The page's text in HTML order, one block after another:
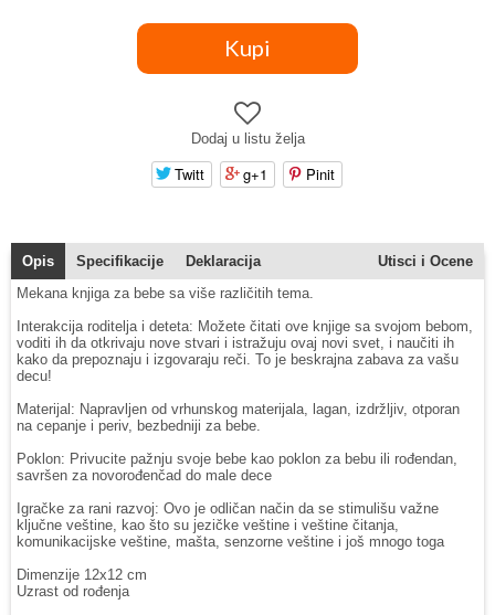
Dodaj u listu želja
Twitt g+1 Pinit
Opis Specifikacije Deklaracija
Utisci i Ocene
Mekana knjiga za bebe sa više različitih tema.
Interakcija roditelja i deteta: Možete čitati ove knjige sa svojom bebom,
voditi ih da otkrivaju nove stvari i istražuju ovaj novi svet, i naučiti ih
kako da prepoznaju i izgovaraju reči. To je beskrajna zabava za vašu
decu!
Materijal: Napravljen od vrhunskog materijala, lagan, izdržljiv, otporan
na cepanje i periv, bezbedniji za bebe.
Poklon: Privucite pažnju svoje bebe kao poklon za bebu ili rođendan,
savršen za novorođenčad do male dece
Igračke za rani razvoj: Ovo je odličan način da se stimulišu važne
ključne veštine, kao što su jezičke veštine i veštine čitanja,
komunikacijske veštine, mašta, senzorne veštine i još mnogo toga
Dimenzije 12x12 cm
Uzrast od rođenja